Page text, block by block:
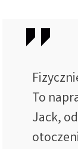
To
Jack,